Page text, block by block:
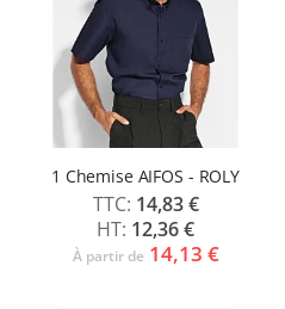
1 Chemise AIFOS - ROLY
14,83 €
12,36 €
À partir de 14,13 €